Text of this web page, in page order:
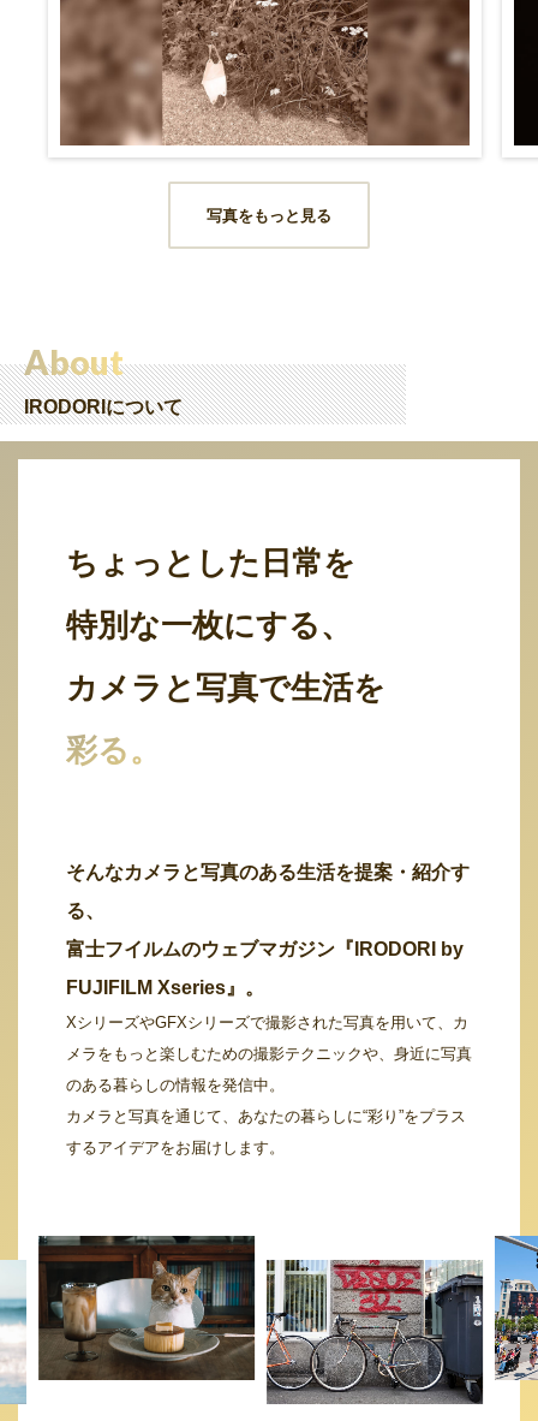
写真をもっと見る
About
IRODORIについて
ちょっとした日常を
特別な一枚にする、
カメラと写真で生活を
彩る。
そんなカメラと写真のある生活を提案・紹介す
る、
富士フイルムのウェブマガジン『IRODORI by
FUJIFILM Xseries』。
XシリーズやGFXシリーズで撮影された写真を用いて、カ
メラをもっと楽しむための撮影テクニックや、身近に写真
のある暮らしの情報を発信中。
カメラと写真を通じて、あなたの暮らしに“彩り”をプラス
するアイデアをお届けします。